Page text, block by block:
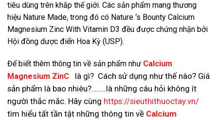
tiêu dùng trên khắp thế giới. Các sản phẩm mang thương
hiệu Nature Made, trong đó có Nature ‘s Bounty Calcium
Magnesium Zinc With Vitamin D3 đều được chứng nhận bởi
Hội đồng dược điển Hoa Kỳ (USP).
Để biết thêm thông tin về sản phẩm như Calcium
Magnesium ZinC
là gì? Cách sử dụng như thế nào? Giá
sản phẩm là bao nhiêu?……..là những câu hỏi không ít
người thắc mắc. Hãy cùng https://sieuthithuoctay.vn/
tìm hiểu tất tần tật những thông tin về Calcium